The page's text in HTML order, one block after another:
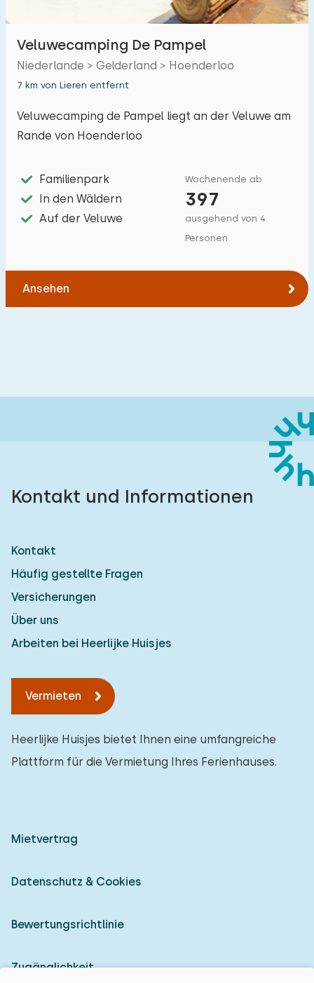
Veluwecamping De Pampel
Niederlande > Gelderland > Hoenderloo
7 km von Lieren entfernt
Veluwecamping de Pampel liegt an der Veluwe am
Rande von Hoenderloo
Familienpark
In den Wäldern
Auf der Veluwe
Wochenende ab
397
ausgehend von 4
Personen
Ansehen
Kontakt und Informationen
Kontakt
Häufig gestellte Fragen
Versicherungen
Über uns
Arbeiten bei Heerlijke Huisjes
Vermieten
Heerlijke Huisjes bietet Ihnen eine umfangreiche
Plattform für die Vermietung Ihres Ferienhauses.
Mietvertrag
Datenschutz & Cookies
Bewertungsrichtlinie
Zugänglichkeit